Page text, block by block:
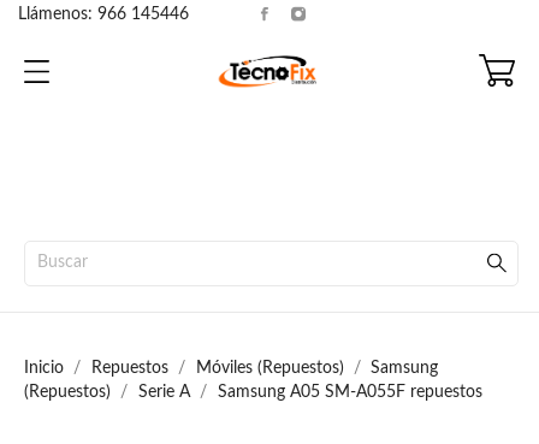
Llámenos: 966 145446
Inicio Repuestos Móviles (Repuestos)
Samsung
(Repuestos)
Serie A Samsung A05 SM-A055F repuestos